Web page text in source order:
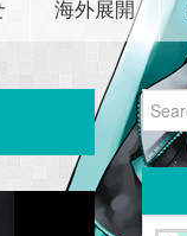
海外展開
Search
for: